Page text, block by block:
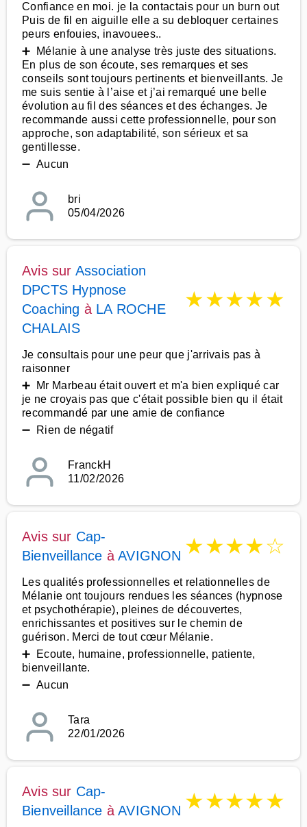
Confiance en moi. je la contactais pour un burn out
Puis de fil en aiguille elle a su debloquer certaines
peurs enfouies, inavouees..
➕ Mélanie à une analyse très juste des situations.
En plus de son écoute, ses remarques et ses
conseils sont toujours pertinents et bienveillants. Je
me suis sentie à l’aise et j’ai remarqué une belle
évolution au fil des séances et des échanges. Je
recommande aussi cette professionnelle, pour son
approche, son adaptabilité, son sérieux et sa
gentillesse.
➖ Aucun
bri
05/04/2026
Avis sur Association
DPCTS Hypnose
Coaching à LA ROCHE
CHALAIS
★★★★★
Je consultais pour une peur que j'arrivais pas à
raisonner
➕ Mr Marbeau était ouvert et m'a bien expliqué car
je ne croyais pas que c'était possible bien qu il était
recommandé par une amie de confiance
➖ Rien de négatif
FranckH
11/02/2026
Avis sur Cap-
Bienveillance àAVIGNON ★★★★☆
Les qualités professionnelles et relationnelles de
Mélanie ont toujours rendues les séances (hypnose
et psychothérapie), pleines de découvertes,
enrichissantes et positives sur le chemin de
guérison. Merci de tout cœur Mélanie.
➕ Ecoute, humaine, professionnelle, patiente,
bienveillante.
➖ Aucun
Tara
22/01/2026
Avis sur Cap-
Bienveillance àAVIGNON ★★★★★